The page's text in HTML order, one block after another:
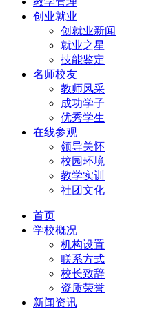
创业就业
创就业新闻
就业之星
技能鉴定
名师校友
教师风采
成功学子
优秀学生
在线参观
领导关怀
校园环境
教学实训
社团文化
首页
学校概况
机构设置
联系方式
校长致辞
资质荣誉
新闻资讯